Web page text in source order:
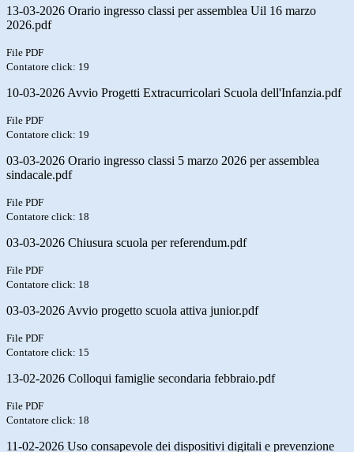
13-03-2026 Orario ingresso classi per assemblea Uil 16 marzo
2026.pdf
File PDF
Contatore click: 19
10-03-2026 Avvio Progetti Extracurricolari Scuola dell'Infanzia.pdf
File PDF
Contatore click: 19
03-03-2026 Orario ingresso classi 5 marzo 2026 per assemblea
sindacale.pdf
File PDF
Contatore click: 18
03-03-2026 Chiusura scuola per referendum.pdf
File PDF
Contatore click: 18
03-03-2026 Avvio progetto scuola attiva junior.pdf
File PDF
Contatore click: 15
13-02-2026 Colloqui famiglie secondaria febbraio.pdf
File PDF
Contatore click: 18
11-02-2026 Uso consapevole dei dispositivi digitali e prevenzione